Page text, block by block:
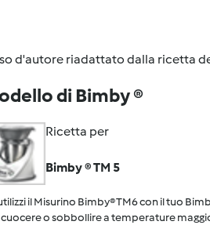
d'autore riadattato dalla ricetta
di Bimby ®
Ricetta per
Bimby ® TM 5
il Misurino Bimby® TM6 con il tuo
cuocere o sobbollire a temperature